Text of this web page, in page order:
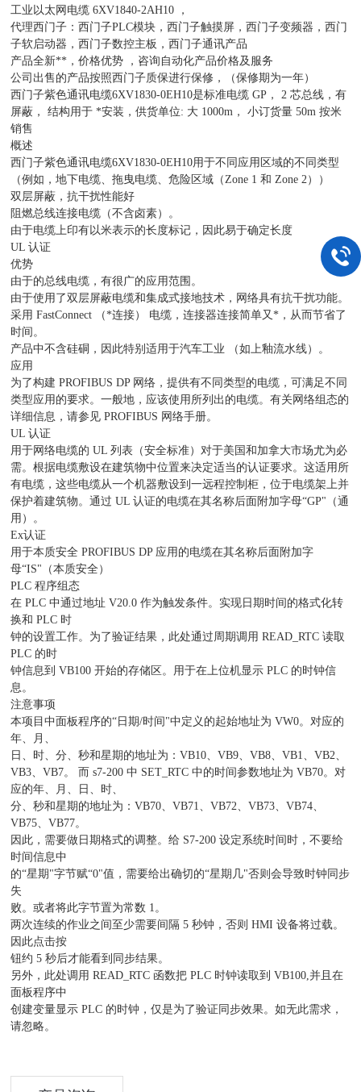
工业以太网电缆 6XV1840-2AH10 ，
代理西门子：西门子PLC模块，西门子触摸屏，西门子变频器，西门
子软启动器，西门子数控主板，西门子通讯产品
产品全新**，价格优势 ，咨询自动化产品价格及服务
公司出售的产品按照西门子质保进行保修，（保修期为一年）
西门子紫色通讯电缆6XV1830-0EH10是标准电缆 GP， 2 芯总线，有
屏蔽， 结构用于 *安装，供货单位: 大 1000m， 小订货量 50m 按米
销售
概述
西门子紫色通讯电缆6XV1830-0EH10用于不同应用区域的不同类型
（例如，地下电缆、拖曳电缆、危险区域（Zone 1 和 Zone 2））
双层屏蔽，抗干扰性能好
阻燃总线连接电缆（不含卤素）。
由于电缆上印有以米表示的长度标记，因此易于确定长度
UL 认证
优势
由于的总线电缆，有很广的应用范围。
由于使用了双层屏蔽电缆和集成式接地技术，网络具有抗干扰功能。
采用 FastConnect （*连接） 电缆，连接器连接简单又*，从而节省了
时间。
产品中不含硅硐，因此特别适用于汽车工业 （如上釉流水线）。
应用
为了构建 PROFIBUS DP 网络，提供有不同类型的电缆，可满足不同
类型应用的要求。一般地，应该使用所列出的电缆。有关网络组态的
详细信息，请参见 PROFIBUS 网络手册。
UL 认证
用于网络电缆的 UL 列表（安全标准）对于美国和加拿大市场尤为必
需。根据电缆敷设在建筑物中位置来决定适当的认证要求。这适用所
有电缆，这些电缆从一个机器敷设到一远程控制柜，位于电缆架上并
保护着建筑物。通过 UL 认证的电缆在其名称后面附加字母“GP"（通
用）。
Ex认证
用于本质安全 PROFIBUS DP 应用的电缆在其名称后面附加字
母“IS"（本质安全）
PLC 程序组态
在 PLC 中通过地址 V20.0 作为触发条件。实现日期时间的格式化转
换和 PLC 时
钟的设置工作。为了验证结果，此处通过周期调用 READ_RTC 读取
PLC 的时
钟信息到 VB100 开始的存储区。用于在上位机显示 PLC 的时钟信
息。
注意事项
本项目中面板程序的“日期/时间"中定义的起始地址为 VW0。对应的
年、月、
日、时、分、秒和星期的地址为：VB10、VB9、VB8、VB1、VB2、
VB3、VB7。 而 s7-200 中 SET_RTC 中的时间参数地址为 VB70。对
应的年、月、日、时、
分、秒和星期的地址为：VB70、VB71、VB72、VB73、VB74、
VB75、VB77。
因此，需要做日期格式的调整。给 S7-200 设定系统时间时，不要给
时间信息中
的“星期"字节赋“0"值，需要给出确切的“星期几"否则会导致时钟同步
失
败。或者将此字节置为常数 1。
两次连续的作业之间至少需要间隔 5 秒钟，否则 HMI 设备将过载。
因此点击按
钮约 5 秒后才能看到同步结果。
另外，此处调用 READ_RTC 函数把 PLC 时钟读取到 VB100,并且在
面板程序中
创建变量显示 PLC 的时钟，仅是为了验证同步效果。如无此需求，
请忽略。